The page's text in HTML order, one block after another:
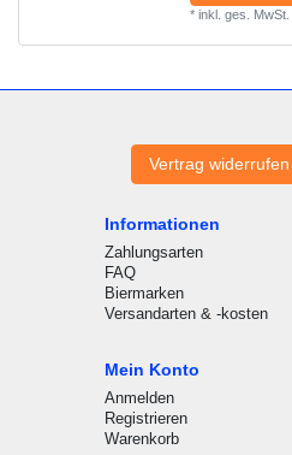
*inkl. ges. MwSt.
Vertrag widerrufen
Informationen
Zahlungsarten
FAQ
Biermarken
Versandarten & -kosten
Mein Konto
Anmelden
Registrieren
Warenkorb